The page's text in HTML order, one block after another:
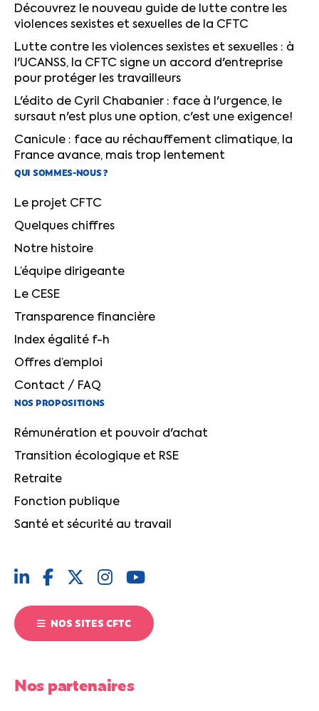
Découvrez le nouveau guide de lutte contre les
violences sexistes et sexuelles de la CFTC
Lutte contre les violences sexistes et sexuelles : à
l'UCANSS, la CFTC signe un accord d'entreprise
pour protéger les travailleurs
L'édito de Cyril Chabanier : face à l'urgence, le
sursaut n'est plus une option, c'est une exigence!
Canicule : face au réchauffement climatique, la
France avance, mais trop lentement
QUI SOMMES-NOUS ?
Le projet CFTC
Quelques chiffres
Notre histoire
L’équipe dirigeante
Le CESE
Transparence financière
Index égalité f-h
Offres d’emploi
Contact / FAQ
NOS PROPOSITIONS
Rémunération et pouvoir d'achat
Transition écologique et RSE
Retraite
Fonction publique
Santé et sécurité au travail
NOS SITES CFTC
Nos partenaires